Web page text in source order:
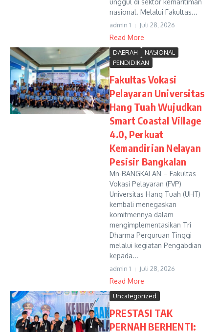
unggul di sektor kemaritiman
nasional. Melalui Fakultas...
admin 1 Juli 28, 2026
Read More
DAERAH
NASIONAL
PENDIDIKAN
Fakultas Vokasi
Pelayaran Universitas
Hang Tuah Wujudkan
Smart Coastal Village
4.0, Perkuat
Kemandirian Nelayan
Pesisir Bangkalan
Mn-BANGKALAN – Fakultas
Vokasi Pelayaran (FVP)
Universitas Hang Tuah (UHT)
kembali menegaskan
komitmennya dalam
mengimplementasikan Tri
Dharma Perguruan Tinggi
melalui kegiatan Pengabdian
kepada...
admin 1 Juli 28, 2026
Read More
Uncategorized
PRESTASI TAK
PERNAH BERHENTI: